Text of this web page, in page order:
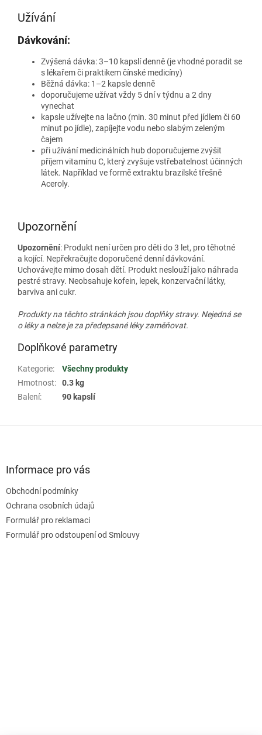
Užívání
Dávkování:
Zvýšená dávka: 3–10 kapslí denně (je vhodné poradit se
s lékařem či praktikem čínské medicíny)
Běžná dávka: 1–2 kapsle denně
doporučujeme užívat vždy 5 dní v týdnu a 2 dny
vynechat
kapsle užívejte na lačno (min. 30 minut před jídlem či 60
minut po jídle), zapíjejte vodu nebo slabým zeleným
čajem
při užívání medicinálních hub doporučujeme zvýšit
příjem vitamínu C, který zvyšuje vstřebatelnost účinných
látek. Například ve formě extraktu brazilské třešně
Aceroly.
Upozornění
Upozornění: Produkt není určen pro děti do 3 let, pro těhotné
a kojící. Nepřekračujte doporučené denní dávkování.
Uchovávejte mimo dosah dětí. Produkt neslouží jako náhrada
pestré stravy. Neobsahuje kofein, lepek, konzervační látky,
barviva ani cukr.
Produkty na těchto stránkách jsou doplňky stravy. Nejedná se
o léky a nelze je za předepsané léky zaměňovat.
Doplňkové parametry
Kategorie:
Všechny produkty
Hmotnost:
0.3 kg
Balení: 90 kapslí
Informace pro vás
Obchodní podmínky
Ochrana osobních údajů
Formulář pro reklamaci
Formulář pro odstoupení od Smlouvy